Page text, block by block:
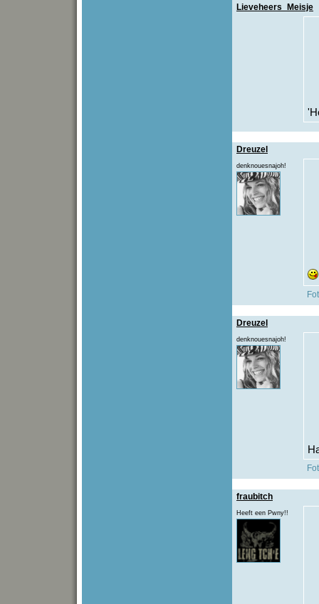
Lieveheers_Meisje
Dreuzel
denknouesnajoh!
Dreuzel
denknouesnajoh!
fraubitch
Heeft een Pwny!!